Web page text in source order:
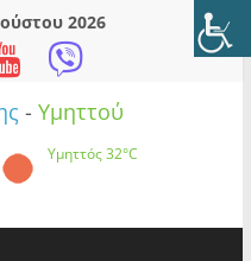
2026
- Υμηττού
Υμηττός32°C